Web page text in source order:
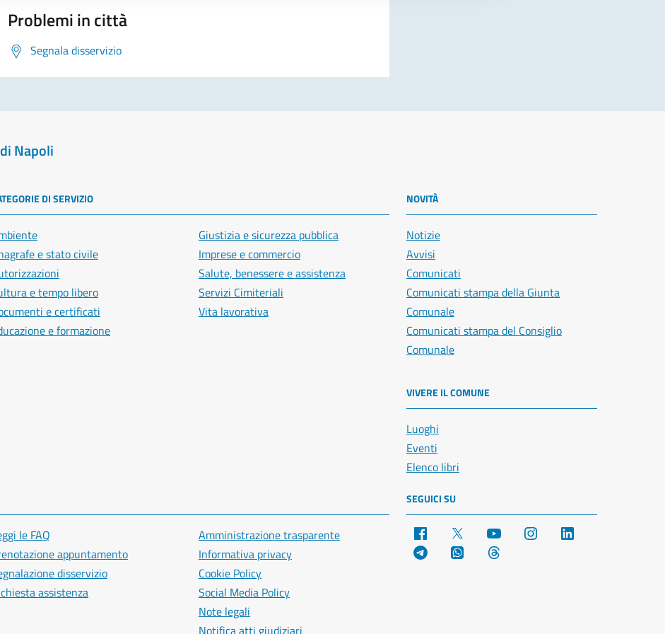
Problemi in città
Segnala disservizio
Napoli
DI SERVIZIO
e stato civile
e tempo libero
e certificati
e formazione
Giustizia e sicurezza pubblica
Imprese e commercio
Salute, benessere e assistenza
Servizi Cimiteriali
Vita lavorativa
NOVITÀ
Notizie
Avvisi
Comunicati
Comunicati stampa della Giunta
Comunale
Comunicati stampa del Consiglio
Comunale
VIVERE IL COMUNE
Luoghi
Eventi
Elenco libri
le FAQ
appuntamento
disservizio
assistenza
Amministrazione trasparente
Informativa privacy
Cookie Policy
Social Media Policy
Note legali
SEGUICI SU
Facebook YouTube Instagram
Telegram WhatsApp